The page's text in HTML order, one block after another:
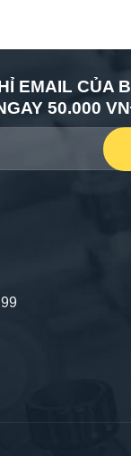
EMAIL CỦA
50.000